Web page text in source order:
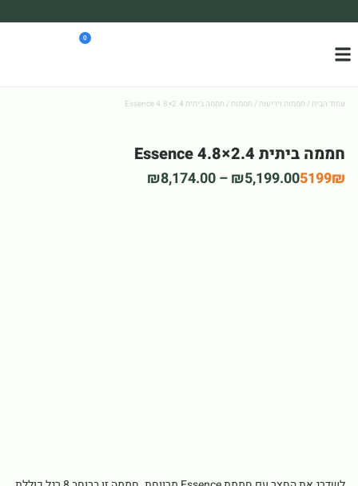
0
עמוד הבית/ חממות ויריעות/ חממות/ חממה ביתית 2.4×4.8 Essence
חממה ביתית 2.4×4.8 Essence
5199₪
₪5,199.00
–
₪8,174.00